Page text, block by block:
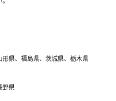
県、福島県、茨城県、栃木県
野県